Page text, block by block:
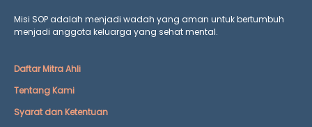
Misi SOP adalah menjadi wadah yang aman untuk bertumbuh
menjadi anggota keluarga yang sehat mental.
Daftar Mitra Ahli
Tentang Kami
Syarat dan Ketentuan